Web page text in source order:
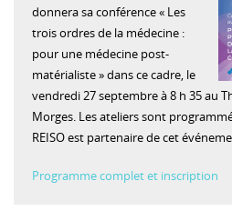
donnera sa conférence « Les
trois ordres de la médecine :
pour une médecine post-
matérialiste » dans ce cadre, le
vendredi 27 septembre à 8 h 35 au
Morges. Les ateliers sont
REISO est partenaire de cet
Programme complet et inscription